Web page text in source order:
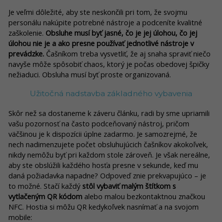
Je veľmi dôležité, aby ste neskončili pri tom, že svojmu
personálu nakúpite potrebné nástroje a podceníte kvalitné
zaškolenie. Obsluhe musí byť jasné, čo je jej úlohou, čo jej
úlohou nie je a ako presne používať jednotlivé nástroje v
prevádzke. Čašníkom treba vysvetliť, že aj snaha spraviť niečo
navyše môže spôsobiť chaos, ktorý je počas obedovej špičky
nežiaduci. Obsluha musí byť proste organizovaná.
Užitočná nadstavba základného vybavenia
Skôr než sa dostaneme k záveru článku, radi by sme upriamili
vašu pozornosť na často podceňovaný nástroj, pričom
väčšinou je k dispozícii úplne zadarmo. Je samozrejmé, že
nech nadimenzujete počet obsluhujúcich čašníkov akokoľvek,
nikdy nemôžu byť pri každom stole zároveň. Je však nereálne,
aby ste obslúžili každého hosťa presne v sekunde, keď mu
daná požiadavka napadne? Odpoveď znie prekvapujúco – je
to možné. Stačí každý stôl vybaviť malým štítkom s
vytlačeným QR kódom alebo malou bezkontaktnou značkou
NFC. Hostia si môžu QR kedykoľvek nasnímať a na svojom
mobile: